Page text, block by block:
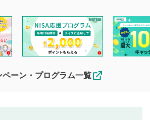
コンテンツに、評価およびコメントの
者は以下の注意事項をご理解のうえ、
ものとしてください。
聴される際の参考になるコメントをお
、本注意事項に同意されたものとみなし
ペーン・プログラム一覧